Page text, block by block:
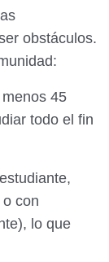
obstáculos.
45
todo el fin
con
lo que